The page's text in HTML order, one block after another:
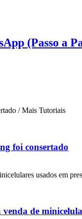
(Passo a
foi consertado
de